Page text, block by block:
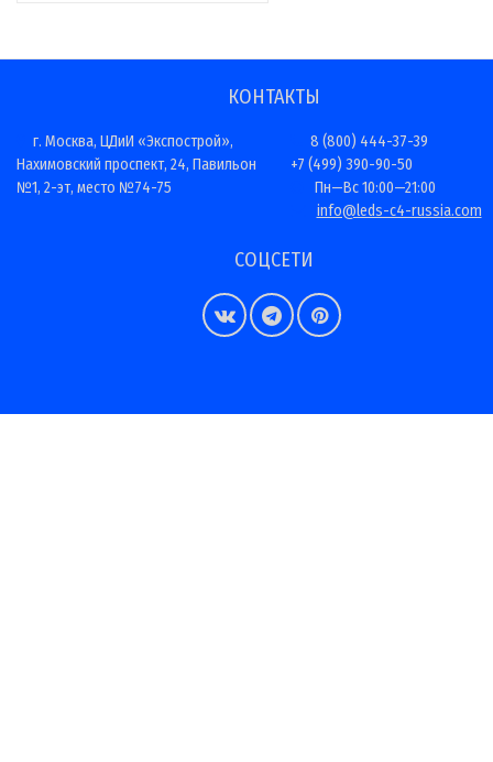
КОНТАКТЫ
г. Москва, ЦДиИ «Экспострой»,
Нахимовский проспект, 24, Павильон
№1, 2-эт, место №74-75
8 (800) 444-37-39
+7 (499) 390-90-50
Пн—Вс 10:00—21:00
info@leds-c4-russia.com
СОЦСЕТИ